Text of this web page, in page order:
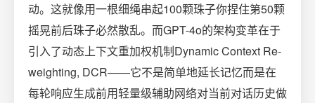
动。这就像用一根细绳串起100颗珠子你捏住第50颗
摇晃前后珠子必然散乱。而GPT-4o的架构变革在于
引入了动态上下文重加权机制Dynamic Context Re-
weighting, DCR——它不是简单地延长记忆而是在
每轮响应生成前用轻量级辅助网络对当前对话历史做